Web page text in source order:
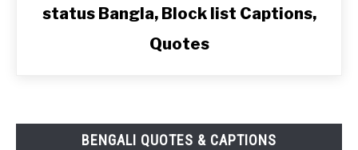
status Bangla, Block list Captions,
Quotes
BENGALI QUOTES & CAPTIONS